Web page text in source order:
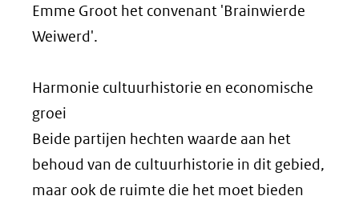
Emme Groot het convenant 'Brainwierde
Weiwerd'.
Harmonie cultuurhistorie en economische
groei
Beide partijen hechten waarde aan het
behoud van de cultuurhistorie in dit gebied,
maar ook de ruimte die het moet bieden